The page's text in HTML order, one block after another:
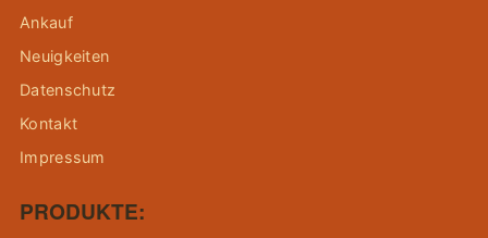
Ankauf
Neuigkeiten
Datenschutz
Kontakt
Impressum
PRODUKTE: